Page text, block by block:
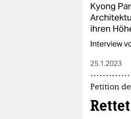
epaper
Kyong
ihren
Interview
25.1.2023
Petition